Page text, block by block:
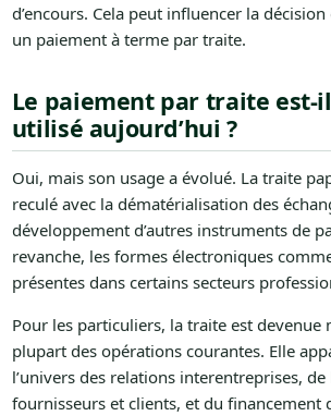
d’encours. Cela peut influencer la décision
un paiement à terme par traite.
Le paiement par traite est-
utilisé aujourd’hui ?
Oui, mais son usage a évolué. La traite
reculé avec la dématérialisation des
développement d’autres instruments de
revanche, les formes électroniques
présentes dans certains secteurs
Pour les particuliers, la traite est devenue
plupart des opérations courantes. Elle
l’univers des relations interentreprises,
fournisseurs et clients, et du financement